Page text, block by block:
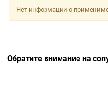
Нет информации о
Обратите внимание на